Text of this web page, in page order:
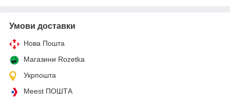
Умови доставки
Нова Пошта
Магазини Rozetka
Укрпошта
Meest ПОШТА